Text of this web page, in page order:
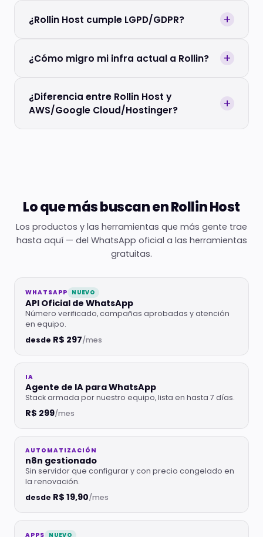
¿Rollin Host cumple LGPD/GDPR? +
¿Cómo migro mi infra actual a Rollin? +
¿Diferencia entre Rollin Host y
AWS/Google Cloud/Hostinger?
+
Lo que más buscan en Rollin Host
Los productos y las herramientas que más gente trae
hasta aquí — del WhatsApp oficial a las herramientas
gratuitas.
WHATSAPP NUEVO
API Oficial de WhatsApp
Número verificado, campañas aprobadas y atención
en equipo.
desde R$ 297/mes
IA
Agente de IA para WhatsApp
Stack armada por nuestro equipo, lista en hasta 7 días.
R$ 299/mes
AUTOMATIZACIÓN
n8n gestionado
Sin servidor que configurar y con precio congelado en
la renovación.
desde R$ 19,90/mes
APPS NUEVO